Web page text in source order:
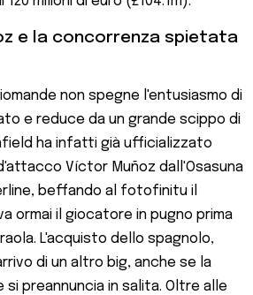
e la concorrenza spietata
non spegne l'entusiasmo di
e reduce da un grande scippo di
ha infatti già ufficializzato
Víctor Muñoz dall'Osasuna
beffando al fotofinitu il
ormai il giocatore in pugno prima
L'acquisto dello spagnolo,
di un altro big, anche se la
si preannuncia in salita. Oltre alle